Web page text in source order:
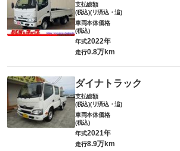
支払総額
(税込)(リ済込・追)
車両本体価格
(税込)
年式2022年
走行0.8万km
ダイナトラック
支払総額
(税込)(リ済込・追)
車両本体価格
(税込)
年式2021年
走行8.9万km